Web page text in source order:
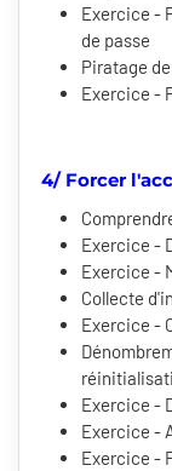
Exercice -
de passe
Piratage
Exercice -
4/ Forcer
Exercice -
Exercice -
Collecte
Exercice -
Exercice -
Exercice -
Exercice -